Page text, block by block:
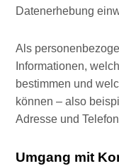
Datenerhebung
Als
Informationen,
bestimmen und
können – also
Adresse und
Umgang mit